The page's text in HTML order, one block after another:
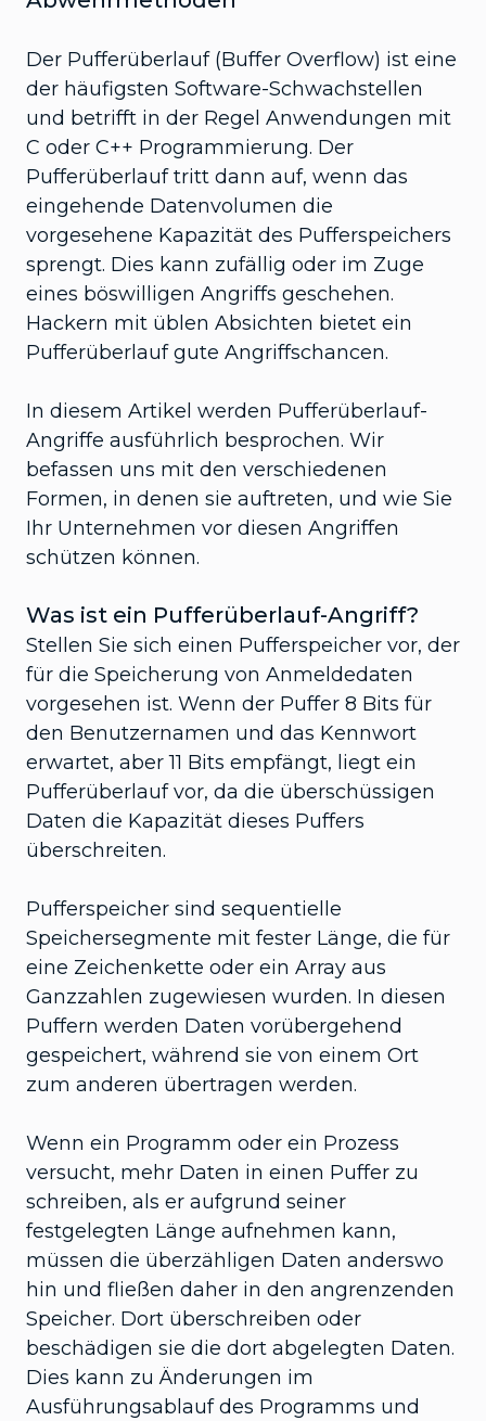
Der Pufferüberlauf (Buffer Overflow) ist eine
der häufigsten Software-Schwachstellen
und betrifft in der Regel Anwendungen mit
C oder C++ Programmierung. Der
Pufferüberlauf tritt dann auf, wenn das
eingehende Datenvolumen die
vorgesehene Kapazität des Pufferspeichers
sprengt. Dies kann zufällig oder im Zuge
eines böswilligen Angriffs geschehen.
Hackern mit üblen Absichten bietet ein
Pufferüberlauf gute Angriffschancen.
In diesem Artikel werden Pufferüberlauf-
Angriffe ausführlich besprochen. Wir
befassen uns mit den verschiedenen
Formen, in denen sie auftreten, und wie Sie
Ihr Unternehmen vor diesen Angriffen
schützen können.
Was ist ein Pufferüberlauf-Angriff?
Stellen Sie sich einen Pufferspeicher vor, der
für die Speicherung von Anmeldedaten
vorgesehen ist. Wenn der Puffer 8 Bits für
den Benutzernamen und das Kennwort
erwartet, aber 11 Bits empfängt, liegt ein
Pufferüberlauf vor, da die überschüssigen
Daten die Kapazität dieses Puffers
überschreiten.
Pufferspeicher sind sequentielle
Speichersegmente mit fester Länge, die für
eine Zeichenkette oder ein Array aus
Ganzzahlen zugewiesen wurden. In diesen
Puffern werden Daten vorübergehend
gespeichert, während sie von einem Ort
zum anderen übertragen werden.
Wenn ein Programm oder ein Prozess
versucht, mehr Daten in einen Puffer zu
schreiben, als er aufgrund seiner
festgelegten Länge aufnehmen kann,
müssen die überzähligen Daten anderswo
hin und fließen daher in den angrenzenden
Speicher. Dort überschreiben oder
beschädigen sie die dort abgelegten Daten.
Dies kann zu Änderungen im
Ausführungsablauf des Programms und